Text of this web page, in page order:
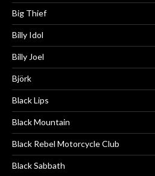
Big Thief
Billy Idol
Billy Joel
Björk
Black Lips
Black Mountain
Black Rebel Motorcycle Club
Black Sabbath